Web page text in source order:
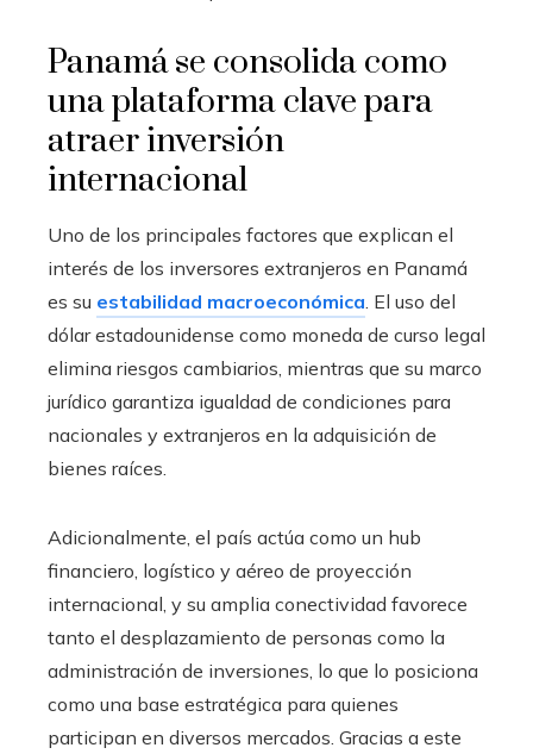
Panamá se consolida como
una plataforma clave para
atraer inversión
internacional
Uno de los principales factores que explican el
interés de los inversores extranjeros en Panamá
es su estabilidad macroeconómica . El uso del
dólar estadounidense como moneda de curso legal
elimina riesgos cambiarios, mientras que su marco
jurídico garantiza igualdad de condiciones para
nacionales y extranjeros en la adquisición de
bienes raíces.
Adicionalmente, el país actúa como un hub
financiero, logístico y aéreo de proyección
internacional, y su amplia conectividad favorece
tanto el desplazamiento de personas como la
administración de inversiones, lo que lo posiciona
como una base estratégica para quienes
participan en diversos mercados. Gracias a este